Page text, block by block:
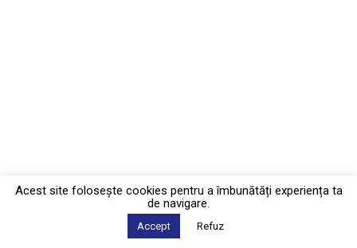
Acest site foloseşte cookies pentru a îmbunătăți experiența ta
de navigare.
Accept Refuz